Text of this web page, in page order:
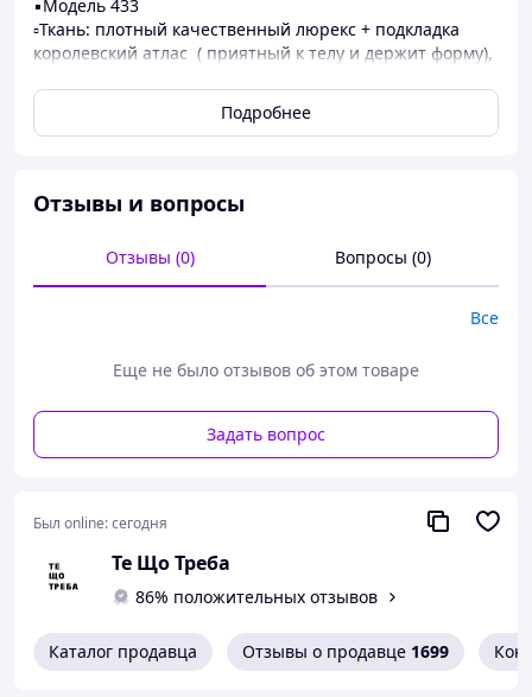
▪️Модель 433
▫️Ткань: плотный качественный люрекс + подкладка
королевский атлас ( приятный к телу и держит форму),
▪️Цвет: черный белый красный
Платье на подкладке и с регелином, благодаря чему
Идеальное маленькое платье с большим потенциалом
Платье с имитацией корсета, на спине на шнуровке
Подробнее
Отзывы и вопросы
Отзывы (0) Вопросы (0)
Все
Еще не было отзывов об этом товаре
Задать вопрос
Был online:сегодня
Те Що Треба
86% положительных отзывов
Каталог продавца Отзывы о продавце 1699